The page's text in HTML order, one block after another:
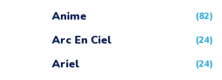
Anime (82)
Arc En Ciel (24)
Ariel (24)